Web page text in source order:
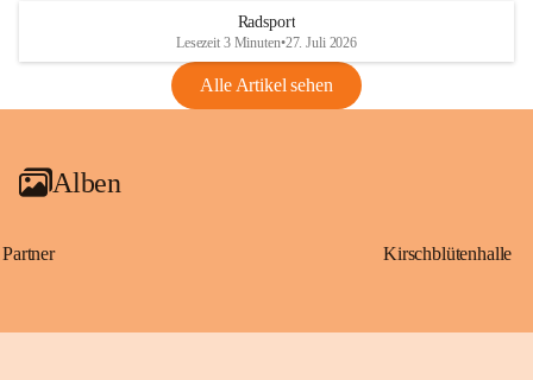
VBl. EU Nr. 18_2026
Radsport
Lesezeit 3 Minuten•27. Juli 2026
Alle Artikel sehen
Alben
Partner Kirschblütenhalle